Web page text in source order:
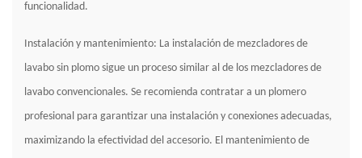
funcionalidad.
Instalación y mantenimiento: La instalación de mezcladores de
lavabo sin plomo sigue un proceso similar al de los mezcladores de
lavabo convencionales. Se recomienda contratar a un plomero
profesional para garantizar una instalación y conexiones adecuadas,
maximizando la efectividad del accesorio. El mantenimiento de